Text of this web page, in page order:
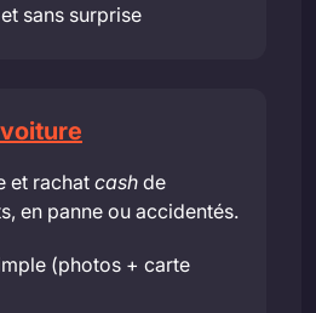
sans surprise
et rachatcash de
en panne ou accidentés.
(photos + carte